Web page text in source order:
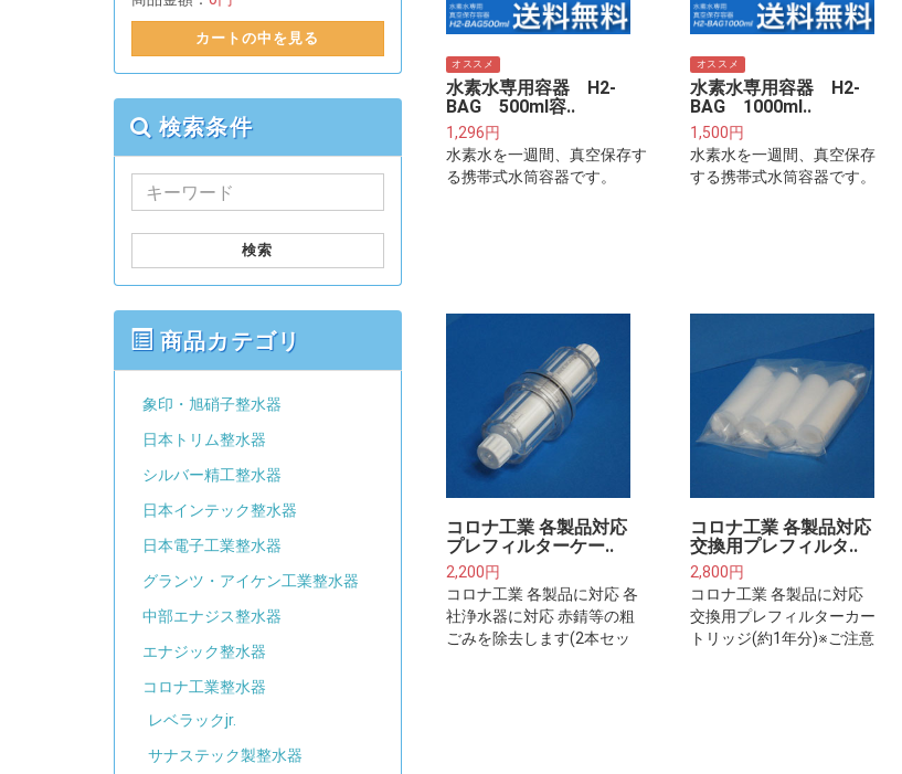
オススメ
水素水専用容器 H2-
BAG 500ml容..
1,296円
水素水を一週間、真空保存す
る携帯式水筒容器です。
オススメ
水素水専用容器 H2-
BAG 1000ml..
1,500円
水素水を一週間、真空保存
する携帯式水筒容器です。
コロナ工業 各製品対応
プレフィルターケー..
2,200円
コロナ工業 各製品に対応 各
社浄水器に対応 赤錆等の粗
ごみを除去します(2本セッ
コロナ工業 各製品対応
交換用プレフィルタ..
2,800円
コロナ工業 各製品に対応
交換用プレフィルターカー
トリッジ(約1年分)※ご注意
カートの中を見る
検索条件
検索
商品カテゴリ
象印・旭硝子整水器
日本トリム整水器
シルバー精工整水器
日本インテック整水器
日本電子工業整水器
グランツ・アイケン工業整水器
中部エナジス整水器
エナジック整水器
コロナ工業整水器
レベラックjr.
サナステック製整水器